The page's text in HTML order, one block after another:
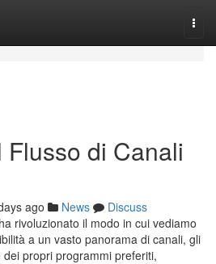
Flusso di Canali
ago News
Discuss
rivoluzionato il modo in cui vediamo
a un vasto panorama di canali, gli
propri programmi preferiti,